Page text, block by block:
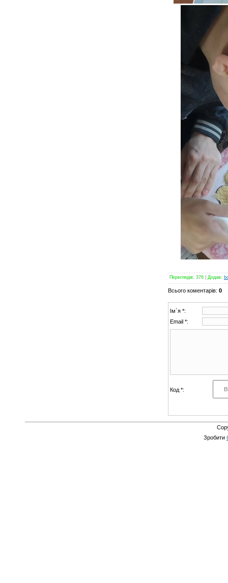
Переглядів: 376 Додав:
Всього коментарів: 0
Ім`я *:
Email *:
Код *:
Зробити